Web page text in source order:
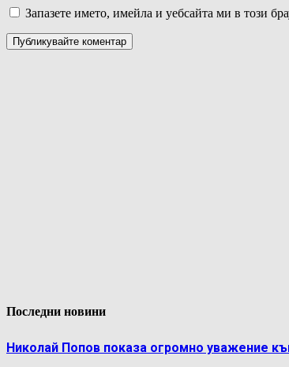
Запазете името, имейла и уебсайта ми в този
Последни новини
Николай Попов показа огромно уважение